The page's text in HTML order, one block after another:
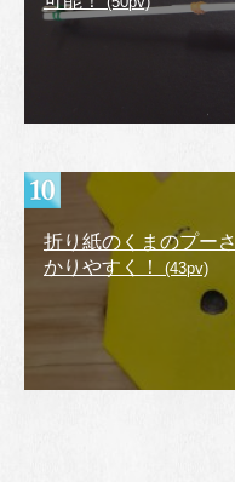
折り紙のくまのプー
かりやすく！
(43pv)